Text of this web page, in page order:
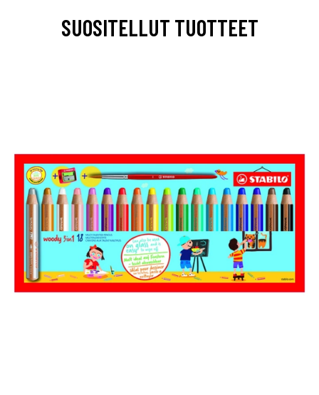
SUOSITELLUT TUOTTEET